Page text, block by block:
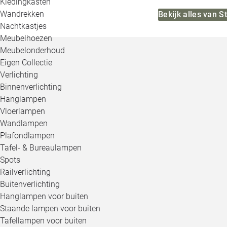
Wandrekken
Nachtkastjes
Meubelhoezen
Meubelonderhoud
Eigen Collectie
Verlichting
Binnenverlichting
Hanglampen
Vloerlampen
Wandlampen
Plafondlampen
Tafel- & Bureaulampen
Spots
Railverlichting
Buitenverlichting
Hanglampen voor buiten
Staande lampen voor buiten
Tafellampen voor buiten
Bekijk alles van